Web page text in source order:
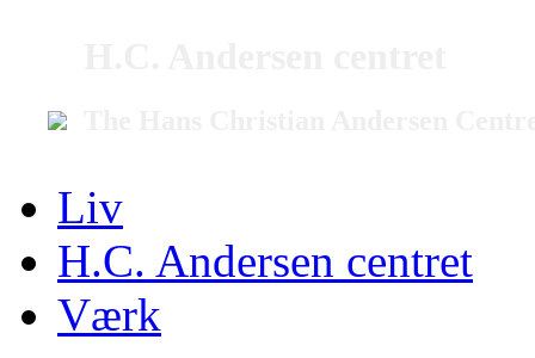
Liv
H.C. Andersen centret
Værk